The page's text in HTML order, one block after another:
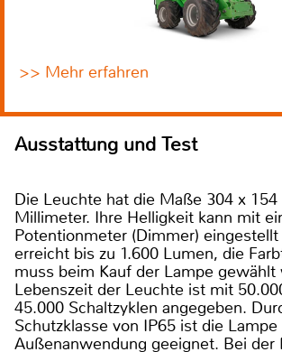
>> Mehr erfahren
Ausstattung und Test
Die Leuchte hat die Maße 304 x 154
Millimeter. Ihre Helligkeit kann mit
Potentionmeter (Dimmer)
erreicht bis zu 1.600 Lumen, die
muss beim Kauf der Lampe gewählt
Lebenszeit der Leuchte ist mit
45.000 Schaltzyklen angegeben.
Schutzklasse von IP65 ist die
Außenanwendung geeignet. Bei der